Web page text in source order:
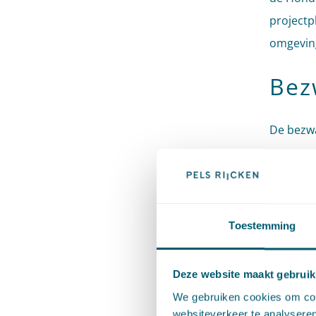
Toestemming
Deze website maakt
We gebruiken cookies om
De
zagen